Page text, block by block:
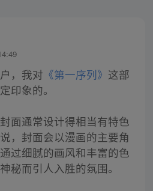
，我对 《第一序列》 这部
印象的。
面通常设计得相当有特色
，封面会以漫画的主要角
过细腻的画风和丰富的色
秘而引人入胜的氛围。